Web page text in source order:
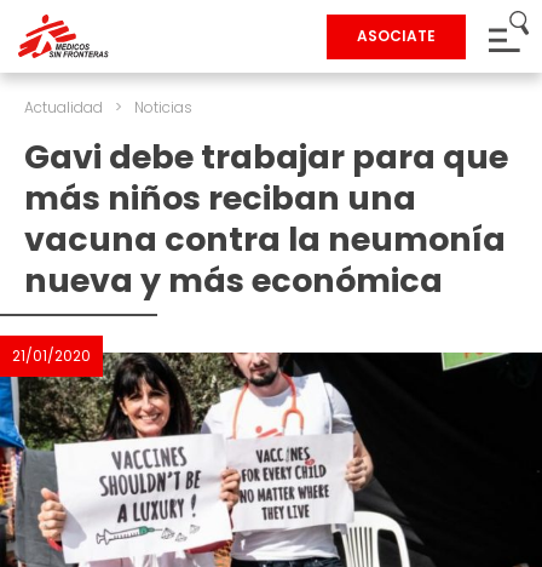
ASOCIATE
Actualidad > Noticias
Gavi debe trabajar para que
más niños reciban una
vacuna contra la neumonía
nueva y más económica
21/01/2020